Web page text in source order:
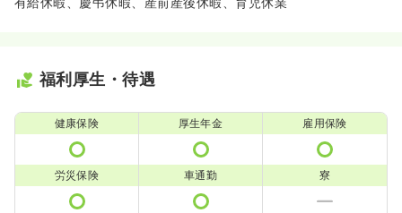
福利厚生・待遇
健康保険 厚生年金 雇用保険
労災保険 車通勤 寮